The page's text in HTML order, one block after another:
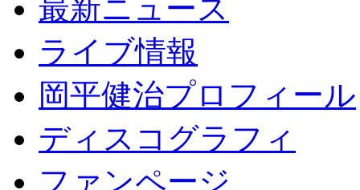
最新ニュース
ライブ情報
岡平健治プロフィール
ディスコグラフィ
ファンページ